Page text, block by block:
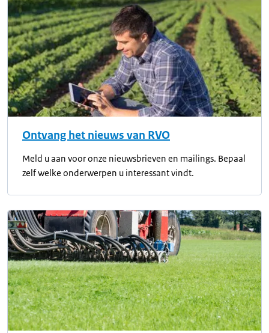
Ontvang het nieuws van RVO
Meld u aan voor onze nieuwsbrieven en mailings. Bepaal
zelf welke onderwerpen u interessant vindt.